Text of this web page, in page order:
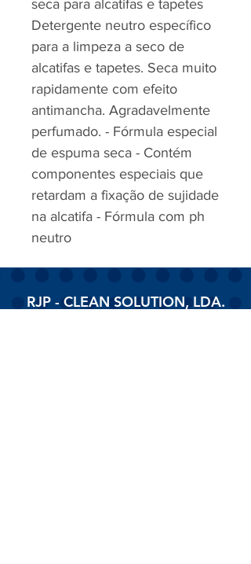
seca para alcatifas e tapetes
Detergente neutro específico
para a limpeza a seco de
alcatifas e tapetes. Seca muito
rapidamente com efeito
antimancha. Agradavelmente
perfumado. - Fórmula especial
de espuma seca - Contém
componentes especiais que
retardam a fixação de sujidade
na alcatifa - Fórmula com ph
neutro
RJP - CLEAN SOLUTION, LDA.